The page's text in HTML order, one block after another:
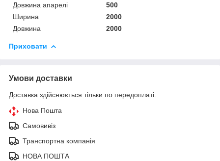
Довжина апарелі
500
Ширина
2000
Довжина
2000
Приховати
Умови доставки
Доставка здійснюється тільки по передоплаті.
Нова Пошта
Самовивіз
Транспортна компанія
НОВА ПОШТА